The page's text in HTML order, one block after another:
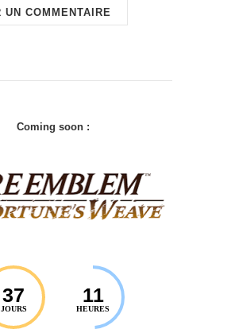
Coming soon :
37
JOURS
11
HEURES